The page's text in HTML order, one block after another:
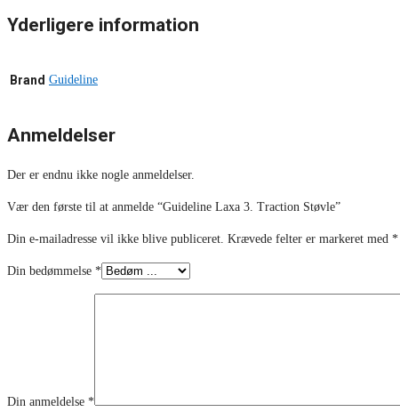
Yderligere information
Brand Guideline
Anmeldelser
Der er endnu ikke nogle anmeldelser.
Vær den første til at anmelde “Guideline Laxa 3. Traction Støvle”
Din e-mailadresse vil ikke blive publiceret. Krævede felter er markeret med *
Din bedømmelse *
Din anmeldelse *